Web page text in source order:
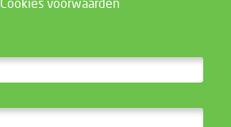
Cookies voorwaarden